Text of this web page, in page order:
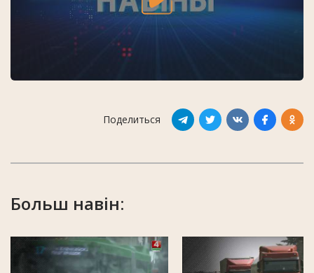
Поделиться
Больш навін: